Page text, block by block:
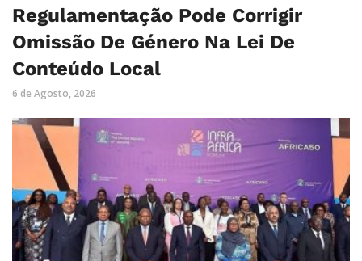
Regulamentação Pode Corrigir
Omissão De Género Na Lei De
Conteúdo Local
6 de Agosto, 2026